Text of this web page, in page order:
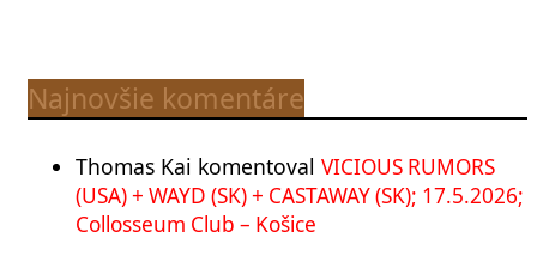
Najnovšie komentáre
Thomas Kai komentoval VICIOUS RUMORS
(USA) + WAYD (SK) + CASTAWAY (SK); 17.5.2026;
Collosseum Club – Košice